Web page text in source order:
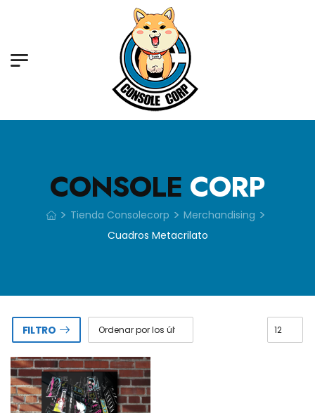
CONSOLE CORP
> Tienda Consolecorp > Merchandising >
Cuadros Metacrilato
FILTRO